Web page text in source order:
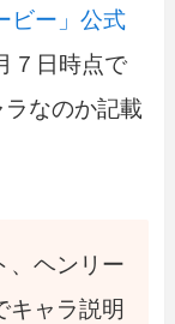
ビー」公式
７日時点で
なのか記載
、ヘンリー
キャラ説明